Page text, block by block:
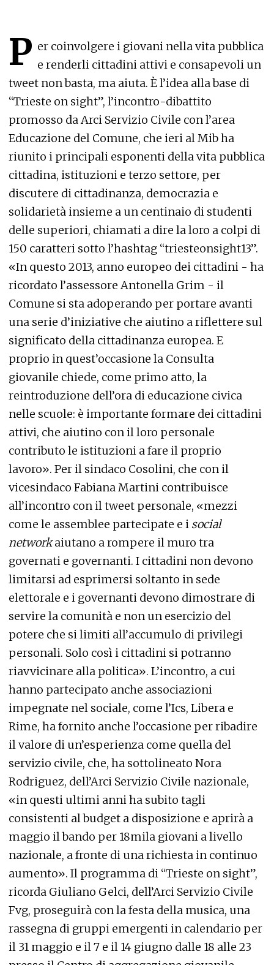
P er coinvolgere i giovani nella vita pubblica
e renderli cittadini attivi e consapevoli un
tweet non basta, ma aiuta. È l’idea alla base di
“Trieste on sight”, l’incontro-dibattito
promosso da Arci Servizio Civile con l’area
Educazione del Comune, che ieri al Mib ha
riunito i principali esponenti della vita pubblica
cittadina, istituzioni e terzo settore, per
discutere di cittadinanza, democrazia e
solidarietà insieme a un centinaio di studenti
delle superiori, chiamati a dire la loro a colpi di
150 caratteri sotto l’hashtag “triesteonsight13”.
«In questo 2013, anno europeo dei cittadini - ha
ricordato l’assessore Antonella Grim - il
Comune si sta adoperando per portare avanti
una serie d’iniziative che aiutino a riflettere sul
significato della cittadinanza europea. E
proprio in quest’occasione la Consulta
giovanile chiede, come primo atto, la
reintroduzione dell’ora di educazione civica
nelle scuole: è importante formare dei cittadini
attivi, che aiutino con il loro personale
contributo le istituzioni a fare il proprio
lavoro». Per il sindaco Cosolini, che con il
vicesindaco Fabiana Martini contribuisce
all’incontro con il tweet personale, «mezzi
come le assemblee partecipate e i social
networkaiutano a rompere il muro tra
governati e governanti. I cittadini non devono
limitarsi ad esprimersi soltanto in sede
elettorale e i governanti devono dimostrare di
servire la comunità e non un esercizio del
potere che si limiti all’accumulo di privilegi
personali. Solo così i cittadini si potranno
riavvicinare alla politica». L’incontro, a cui
hanno partecipato anche associazioni
impegnate nel sociale, come l’Ics, Libera e
Rime, ha fornito anche l’occasione per ribadire
il valore di un’esperienza come quella del
servizio civile, che, ha sottolineato Nora
Rodriguez, dell’Arci Servizio Civile nazionale,
«in questi ultimi anni ha subito tagli
consistenti al budget a disposizione e aprirà a
maggio il bando per 18mila giovani a livello
nazionale, a fronte di una richiesta in continuo
aumento». Il programma di “Trieste on sight”,
ricorda Giuliano Gelci, dell’Arci Servizio Civile
Fvg, proseguirà con la festa della musica, una
rassegna di gruppi emergenti in calendario per
il 31 maggio e il 7 e il 14 giugno dalle 18 alle 23